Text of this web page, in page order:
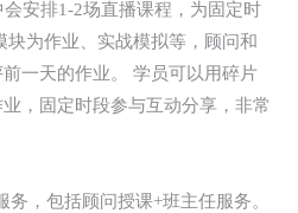
安排1-2场直播课程，为固定时
为作业、实战模拟等，顾问和
一天的作业。 学员可以用碎片
，固定时段参与互动分享，非常
，包括顾问授课+班主任服务。